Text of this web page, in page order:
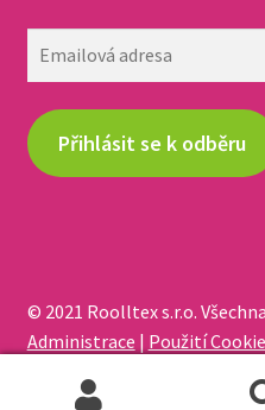
Přihlásit se k odběru
© 2021 Roolltex s.r.o.
Administrace | Použití